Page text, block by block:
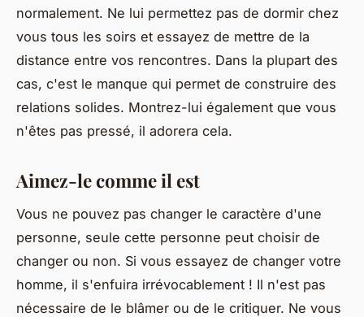
normalement. Ne lui permettez pas de dormir chez
vous tous les soirs et essayez de mettre de la
distance entre vos rencontres. Dans la plupart des
cas, c'est le manque qui permet de construire des
relations solides. Montrez-lui également que vous
n'êtes pas pressé, il adorera cela.
Aimez-le comme il est
Vous ne pouvez pas changer le caractère d'une
personne, seule cette personne peut choisir de
changer ou non. Si vous essayez de changer votre
homme, il s'enfuira irrévocablement ! Il n'est pas
nécessaire de le blâmer ou de le critiquer. Ne vous